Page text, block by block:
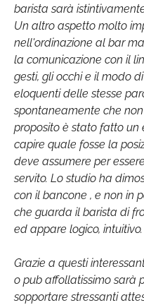
barista sarà
Un altro aspetto molto
nell'ordinazione al bar
la comunicazione con il
gesti, gli occhi e il modo
eloquenti delle stesse
spontaneamente che
proposito è stato fatto un
capire quale fosse la
deve assumere per
servito. Lo studio ha
con il bancone , e non in
che guarda il barista di
ed appare logico, intuitivo.
Grazie a questi
o pub affollatissimo sarà
sopportare stressanti